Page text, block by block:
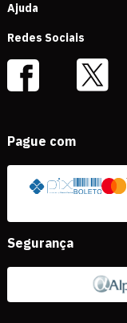
Ajuda
Redes Sociais
Pague com
Segurança